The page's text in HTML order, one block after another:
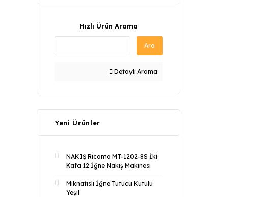
Hızlı Ürün Arama
Ara
Detaylı Arama
Yeni Ürünler
NAKIŞ Ricoma MT-1202-8S İki
Kafa 12 İğne Nakış Makinesi
Mıknatıslı İğne Tutucu Kutulu
Yeşil